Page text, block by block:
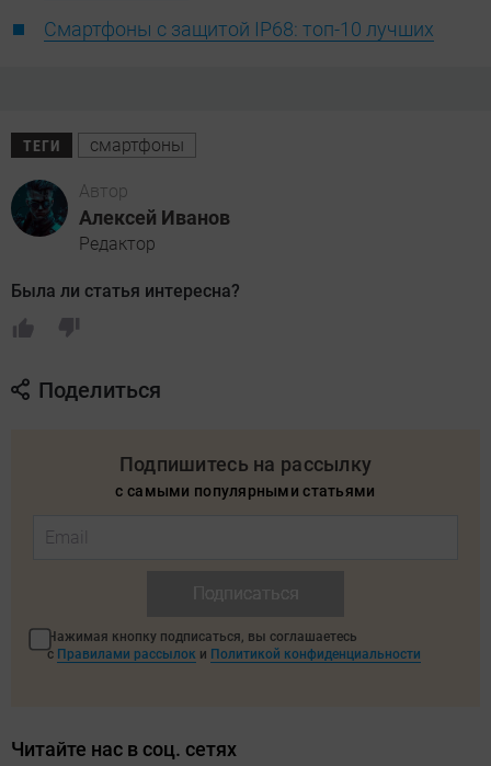
Смартфоны с защитой IP68: топ-10 лучших
ТЕГИ смартфоны
Автор
Алексей Иванов
Редактор
Была ли статья интересна?
Поделиться
Подпишитесь на рассылку
с самыми популярными статьями
Нажимая кнопку подписаться, вы соглашаетесь
с Правилами рассылок и Политикой конфиденциальности
Читайте нас в соц. сетях